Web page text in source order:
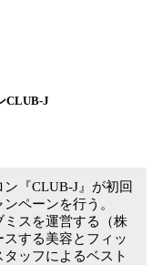
CLUB-J
『CLUB-J』が初回
ペーンを行う。
ミスを運営する（株
する美容とフィッ
ッフによるベスト